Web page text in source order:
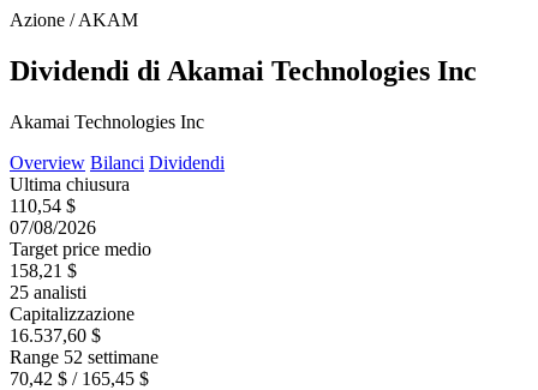
Azione / AKAM
Dividendi di Akamai Technologies Inc
Akamai Technologies Inc
Overview Bilanci Dividendi
Ultima chiusura
110,54 $
07/08/2026
Target price medio
158,21 $
25 analisti
Capitalizzazione
16.537,60 $
Range 52 settimane
70,42 $ / 165,45 $